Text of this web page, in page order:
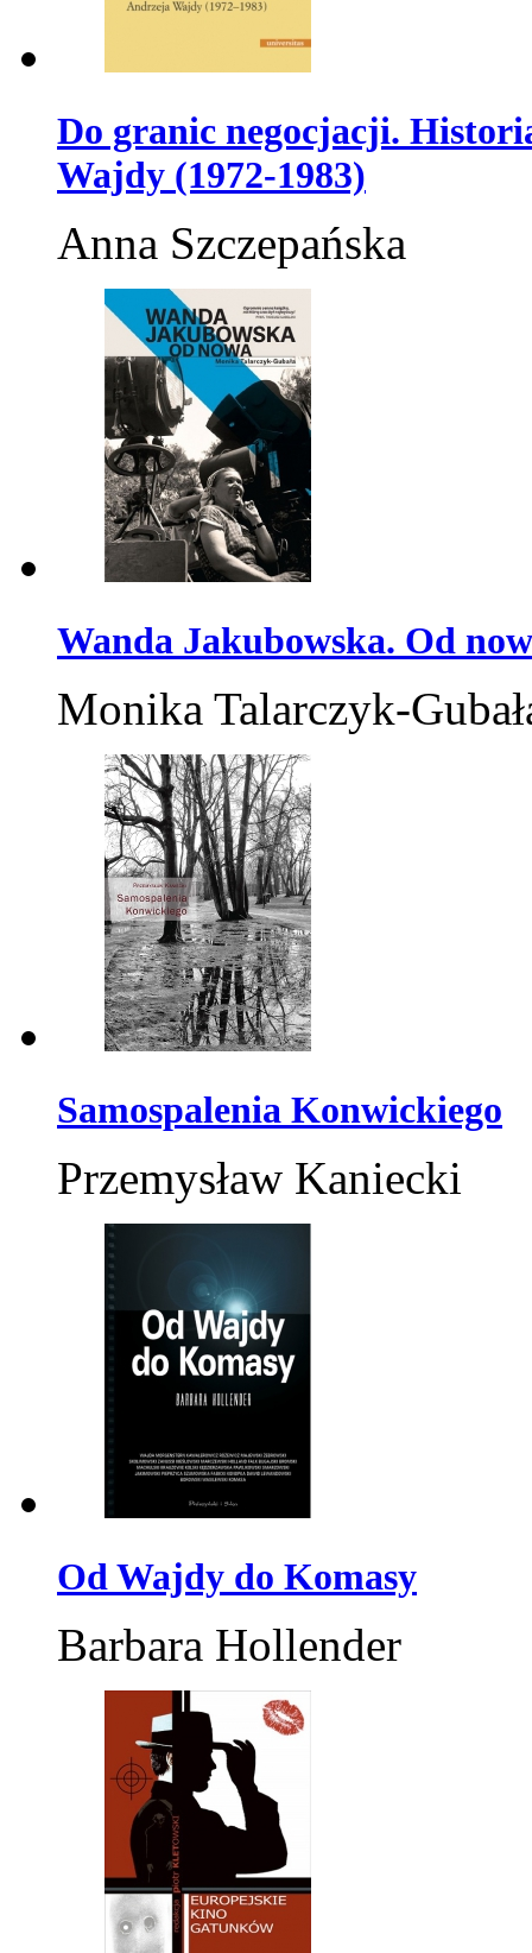
Do granic negocjacji.
Wajdy (1972-1983)
Anna Szczepańska
Wanda Jakubowska. Od
Monika Talarczyk-
Samospalenia Konwickiego
Przemysław Kaniecki
Od Wajdy do Komasy
Barbara Hollender